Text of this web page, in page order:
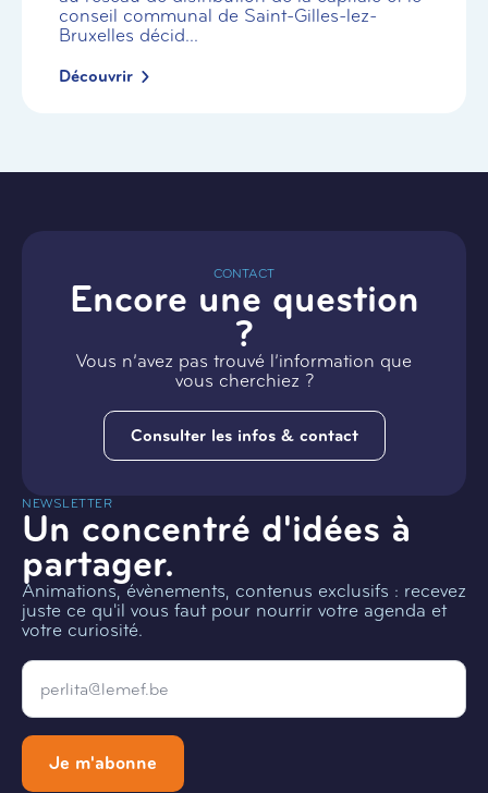
conseil communal de Saint-Gilles-lez-
Bruxelles décid...
Découvrir
CONTACT
Encore une question
?
Vous n’avez pas trouvé l’information que
vous cherchiez ?
Consulter les infos & contact
NEWSLETTER
Un concentré d'idées à
partager.
Animations, évènements, contenus exclusifs : recevez
juste ce qu'il vous faut pour nourrir votre agenda et
votre curiosité.
Email
Je m'abonne